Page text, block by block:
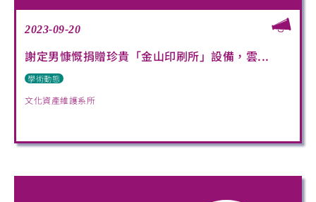
2023-09-20
謝定男慷慨捐贈珍貴「金山印刷所」設備，雲...
學術動態
文化資產維護系所